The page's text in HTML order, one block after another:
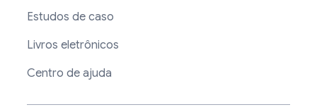
Estudos de caso
Livros eletrônicos
Centro de ajuda